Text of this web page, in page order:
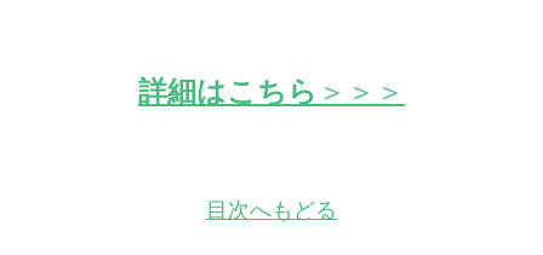
詳細はこちら ＞＞＞
目次へもどる